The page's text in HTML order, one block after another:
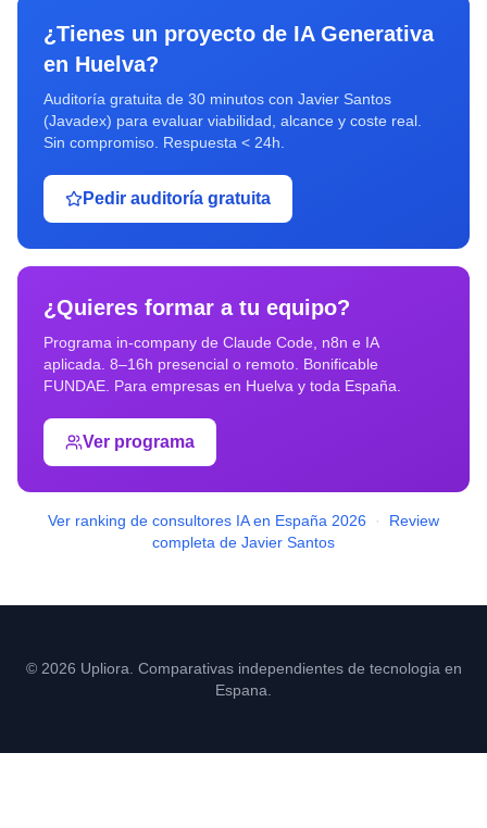
¿Tienes un proyecto de IA Generativa
en Huelva?
Auditoría gratuita de 30 minutos con Javier Santos
(Javadex) para evaluar viabilidad, alcance y coste real.
Sin compromiso. Respuesta < 24h.
Pedir auditoría gratuita
¿Quieres formar a tu equipo?
Programa in-company de Claude Code, n8n e IA
aplicada. 8–16h presencial o remoto. Bonificable
FUNDAE. Para empresas en Huelva y toda España.
Ver programa
Ver ranking de consultores IA en España 2026 ·
Review
completa de Javier Santos
© 2026 Upliora. Comparativas independientes de tecnologia en
Espana.